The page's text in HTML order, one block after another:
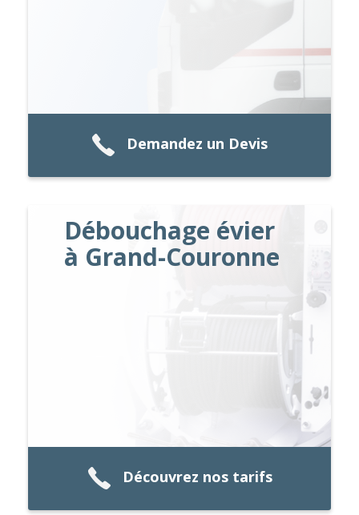
Demandez un Devis
Débouchage évier
à Grand-Couronne
Découvrez nos tarifs